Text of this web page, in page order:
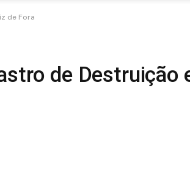
de Fora
de Destruição